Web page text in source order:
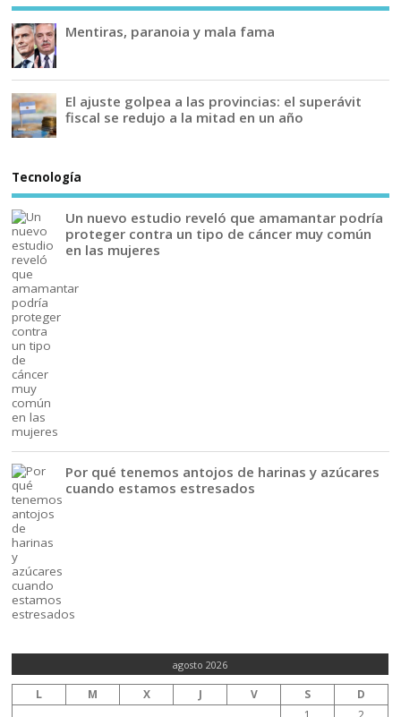
Mentiras, paranoia y mala fama
El ajuste golpea a las provincias: el superávit
fiscal se redujo a la mitad en un año
Tecnología
Un nuevo estudio reveló que amamantar podría
proteger contra un tipo de cáncer muy común
en las mujeres
Por qué tenemos antojos de harinas y azúcares
cuando estamos estresados
agosto 2026
L M X J V S
D